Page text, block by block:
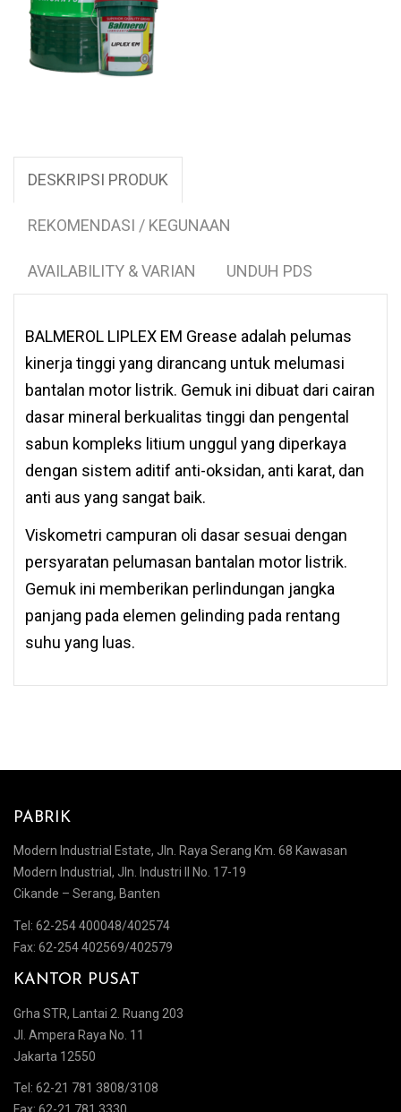
DESKRIPSI PRODUK
REKOMENDASI / KEGUNAAN
AVAILABILITY & VARIAN UNDUH PDS
BALMEROL LIPLEX EM Grease adalah pelumas
kinerja tinggi yang dirancang untuk melumasi
bantalan motor listrik. Gemuk ini dibuat dari cairan
dasar mineral berkualitas tinggi dan pengental
sabun kompleks litium unggul yang diperkaya
dengan sistem aditif anti-oksidan, anti karat, dan
anti aus yang sangat baik.
Viskometri campuran oli dasar sesuai dengan
persyaratan pelumasan bantalan motor listrik.
Gemuk ini memberikan perlindungan jangka
panjang pada elemen gelinding pada rentang
suhu yang luas.
PABRIK
Modern Industrial Estate, Jln. Raya Serang Km. 68 Kawasan
Modern Industrial, Jln. Industri II No. 17-19
Cikande – Serang, Banten
Tel: 62-254 400048/402574
Fax: 62-254 402569/402579
KANTOR PUSAT
Grha STR, Lantai 2. Ruang 203
Jl. Ampera Raya No. 11
Jakarta 12550
Tel: 62-21 781 3808/3108